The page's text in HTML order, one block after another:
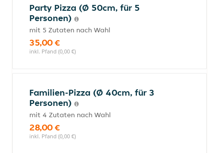
Party Pizza (Ø 50cm, für 5
Personen)
mit 5 Zutaten nach Wahl
35,00 €
inkl. Pfand (0,00 €)
Familien-Pizza (Ø 40cm, für 3
Personen)
mit 4 Zutaten nach Wahl
28,00 €
inkl. Pfand (0,00 €)